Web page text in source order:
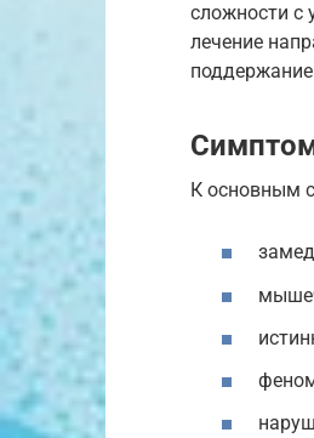
сложности с
лечение
К основным